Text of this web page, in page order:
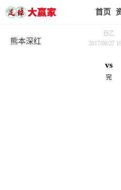
首页
日乙
2017/08/27
vs
完
熊本深红